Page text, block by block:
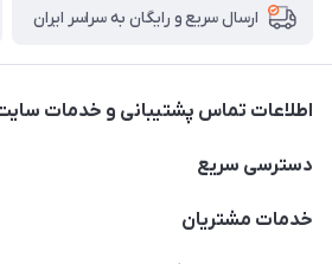
ارسال سریع و رایگان به سراسر ایران
اطلاعات تماس پشتیبانی و خدمات
02122913970 داخلی 219
دسترسی سریع
خانه
خدمات مشتریان